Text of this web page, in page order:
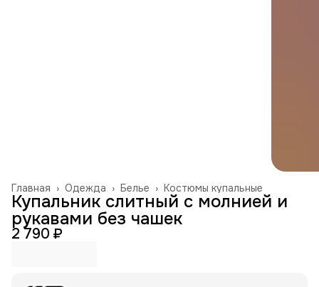
Костюмы купальные
Белье ›
Одежда ›
Главная ›
Купальник слитный с молнией и
рукавами без чашек
2 790 ₽